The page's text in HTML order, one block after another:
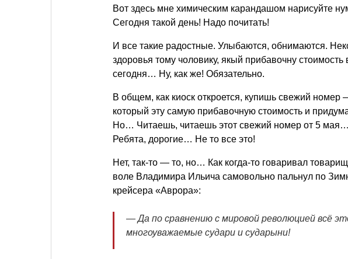
Вот здесь мне химическим карандашом нарисуйте
Сегодня такой день! Надо почитать!
И все такие радостные. Улыбаются, обнимаются.
здоровья тому чоловику, якый прибавочну
сегодня… Ну, как же! Обязательно.
В общем, как киоск откроется, купишь свежий номер
который эту самую прибавочную стоимость и
Но… Читаешь, читаешь этот свежий номер от 5
Ребята, дорогие… Не то все это!
Нет, так-то — то, но… Как когда-то говаривал
воле Владимира Ильича самовольно пальнул по
крейсера «Аврора»:
— Да по сравнению с мировой революцией всё
многоуважаемые судари и сударыни!